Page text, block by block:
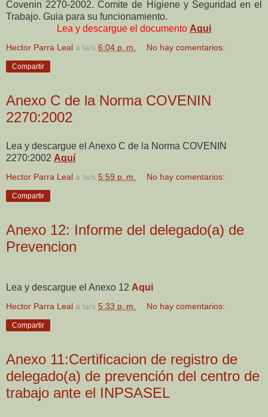
Covenin 2270-2002. Comite de Higiene y Seguridad en el
Trabajo. Guia para su funcionamiento.
Lea y descargue el documento Aqui
Hector Parra Leal a la/s 6:04 p. m. No hay comentarios:
Compartir
Anexo C de la Norma COVENIN
2270:2002
Lea y descargue el Anexo C de la Norma COVENIN
2270:2002 Aquí
Hector Parra Leal a la/s 5:59 p. m. No hay comentarios:
Compartir
Anexo 12: Informe del delegado(a) de
Prevencion
Lea y descargue el Anexo 12 Aqui
Hector Parra Leal a la/s 5:33 p. m. No hay comentarios:
Compartir
Anexo 11:Certificacion de registro de
delegado(a) de prevención del centro de
trabajo ante el INPSASEL